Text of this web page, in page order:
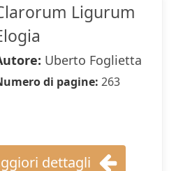
Ligurum
Uberto Foglietta
di pagine: 263
dettagli